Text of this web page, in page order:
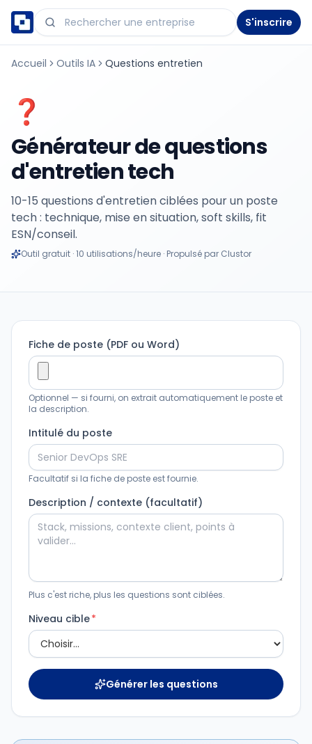
S'inscrire
Accueil Outils IA Questions entretien
❓
Générateur de questions
d'entretien tech
10-15 questions d'entretien ciblées pour un poste
tech : technique, mise en situation, soft skills, fit
ESN/conseil.
Outil gratuit · 10 utilisations/heure · Propulsé par Clustor
Fiche de poste (PDF ou Word)
Optionnel — si fourni, on extrait automatiquement le poste et
la description.
Intitulé du poste
Facultatif si la fiche de poste est fournie.
Description / contexte (facultatif)
Plus c'est riche, plus les questions sont ciblées.
Niveau cible*
Générer les questions